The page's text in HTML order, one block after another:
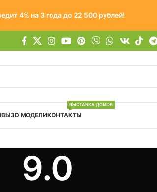
4% на 3 года до 22 500 рублей!
3D МОДЕЛИКОНТАКТЫ
ВЫСТАВКА ДОМОВ
9.0